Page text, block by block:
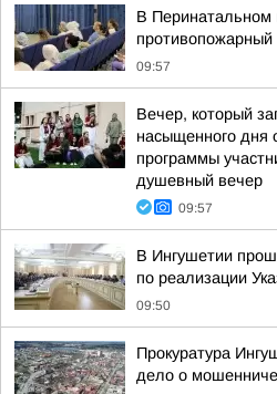
В Перинатальном
противопожарный
09:57
Вечер, который
насыщенного дня
программы
душевный вечер
09:57
В Ингушетии
по реализации
09:50
Прокуратура
дело о